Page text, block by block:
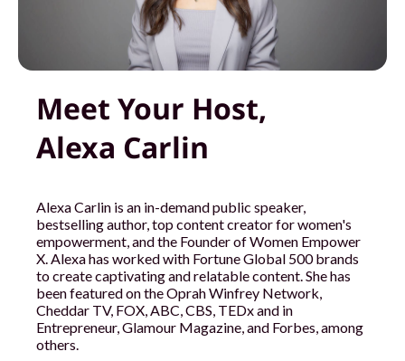
Meet Your Host,
Alexa Carlin
Alexa Carlin is an in-demand public speaker,
bestselling author, top content creator for women's
empowerment, and the Founder of Women Empower
X. Alexa has worked with Fortune Global 500 brands
to create captivating and relatable content. She has
been featured on the Oprah Winfrey Network,
Cheddar TV, FOX, ABC, CBS, TEDx and in
Entrepreneur, Glamour Magazine, and Forbes, among
others.